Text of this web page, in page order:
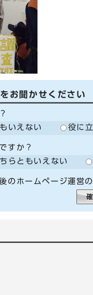
お聞かせください
いえない 役に
すか？
らともいえない
のホームページ運営